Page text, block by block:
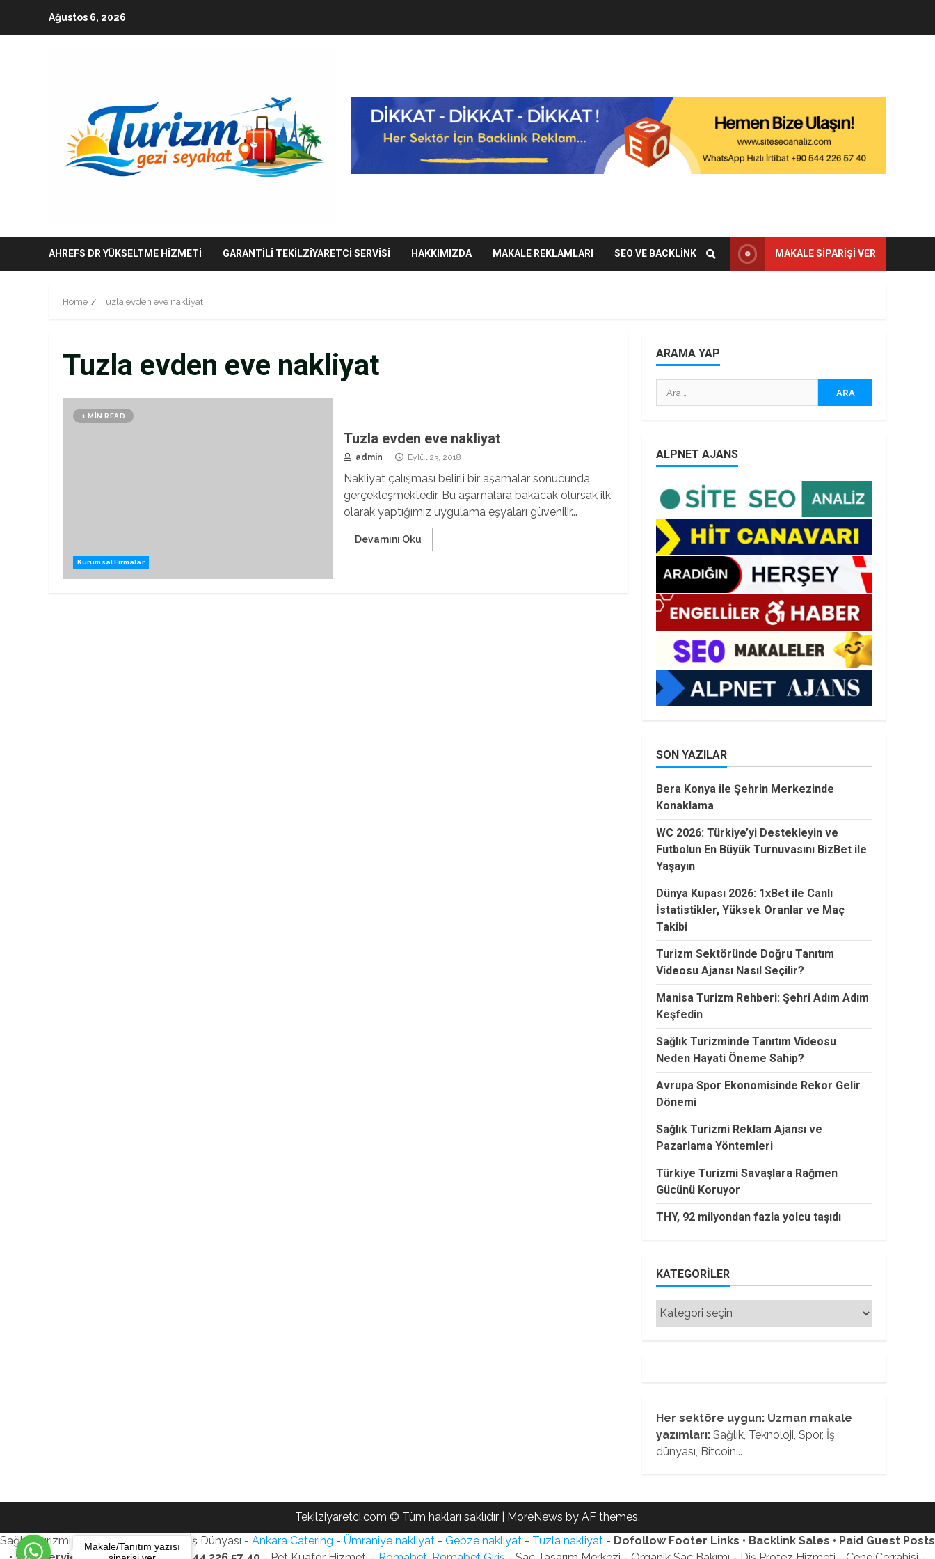
Ağustos 6, 2026
AHREFS DR YÜKSELTME HIZMETI GARANTILI TEKILZIYARETCI SERVISI HAKKIMIZDA MAKALE REKLAMLARI SEO VE BACKLINK MAKALE SIPARIŞI VER
Home Tuzla evden eve nakliyat
Tuzla evden eve nakliyat
1 MIN READ
Kurumsal Firmalar
Tuzla evden eve nakliyat
admin Eylül 23, 2018
Nakliyat çalışması belirli bir aşamalar sonucunda
gerçekleşmektedir. Bu aşamalara bakacak olursak ilk
olarak yaptığımız uygulama eşyaları güvenilir...
Devamını Oku
ARAMA YAP
Arama:
ALPNET AJANS
SON YAZILAR
Bera Konya ile Şehrin Merkezinde
Konaklama
WC 2026: Türkiye’yi Destekleyin ve
Futbolun En Büyük Turnuvasını BizBet ile
Yaşayın
Dünya Kupası 2026: 1xBet ile Canlı
İstatistikler, Yüksek Oranlar ve Maç
Takibi
Turizm Sektöründe Doğru Tanıtım
Videosu Ajansı Nasıl Seçilir?
Manisa Turizm Rehberi: Şehri Adım Adım
Keşfedin
Sağlık Turizminde Tanıtım Videosu
Neden Hayati Öneme Sahip?
Avrupa Spor Ekonomisinde Rekor Gelir
Dönemi
Sağlık Turizmi Reklam Ajansı ve
Pazarlama Yöntemleri
Türkiye Turizmi Savaşlara Rağmen
Gücünü Koruyor
THY, 92 milyondan fazla yolcu taşıdı
KATEGORILER
Kategoriler
Her sektöre uygun: Uzman makale
yazımları:Sağlık, Teknoloji, Spor, İş
dünyası, Bitcoin...
Tekilziyaretci.com © Tüm hakları saklıdır MoreNews by AF themes.
Sağlık Turizmi Reklam Ajansı - Gezi - İş Dünyası - Ankara Catering - Ümraniye nakliyat - Gebze nakliyat - Tuzla nakliyat - Dofollow Footer Links • Backlink Sales • Paid Guest Posts
Makale/Tanıtım yazısı